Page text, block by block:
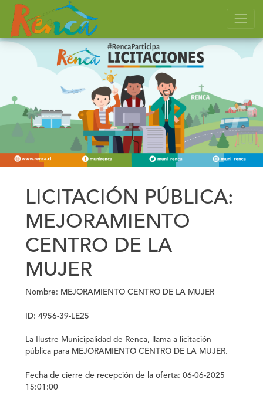
LICITACIÓN PÚBLICA:
MEJORAMIENTO
CENTRO DE LA
MUJER
Nombre: MEJORAMIENTO CENTRO DE LA MUJER
ID: 4956-39-LE25
La Ilustre Municipalidad de Renca, llama a licitación
pública para MEJORAMIENTO CENTRO DE LA MUJER.
Fecha de cierre de recepción de la oferta: 06-06-2025
15:01:00